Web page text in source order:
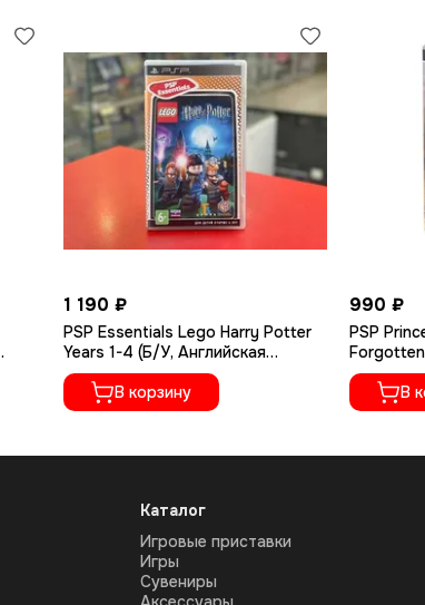
1 190 ₽
PSP Essentials Lego Harry Potter
Years 1-4 (Б/У, Английская
версия, ULES-01351)
В корзину
990 ₽
PSP
(Б/У,
языке,В
Каталог
Игровые приставки
Игры
Сувениры